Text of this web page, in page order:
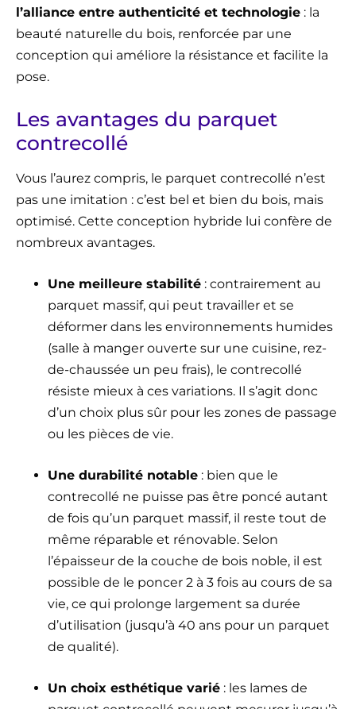
l’alliance entre authenticité et technologie : la
beauté naturelle du bois, renforcée par une
conception qui améliore la résistance et facilite la
pose.
Les avantages du parquet
contrecollé
Vous l’aurez compris, le parquet contrecollé n’est
pas une imitation : c’est bel et bien du bois, mais
optimisé. Cette conception hybride lui confère de
nombreux avantages.
Une meilleure stabilité : contrairement au
parquet massif, qui peut travailler et se
déformer dans les environnements humides
(salle à manger ouverte sur une cuisine, rez-
de-chaussée un peu frais), le contrecollé
résiste mieux à ces variations. Il s’agit donc
d’un choix plus sûr pour les zones de passage
ou les pièces de vie.
Une durabilité notable : bien que le
contrecollé ne puisse pas être poncé autant
de fois qu’un parquet massif, il reste tout de
même réparable et rénovable. Selon
l’épaisseur de la couche de bois noble, il est
possible de le poncer 2 à 3 fois au cours de sa
vie, ce qui prolonge largement sa durée
d’utilisation (jusqu’à 40 ans pour un parquet
de qualité).
Un choix esthétique varié : les lames de